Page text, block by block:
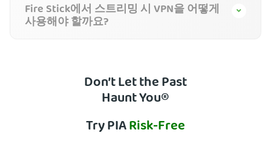
Fire Stick에서 스트리밍 시 VPN을 어떻게
사용해야 할까요?
Don’t Let the Past
Haunt You®
Try PIARisk-Free